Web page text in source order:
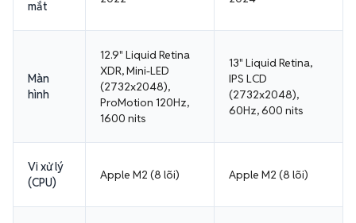
mắt
Màn
hình
12.9" Liquid Retina
XDR, Mini-LED
(2732x2048),
ProMotion 120Hz,
1600 nits
13" Liquid Retina,
IPS LCD
(2732x2048),
60Hz, 600 nits
Vi xử lý
(CPU)
Apple M2 (8 lõi) Apple M2 (8 lõi)